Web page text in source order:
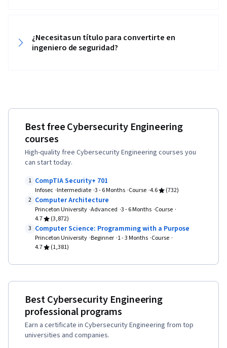
Intelligence, Security Management, Prompt
Engineering Tools, Professional Development,
Management, Relational Databases,
Unix Shell, Authentications, Databases, Cyber
Security Strategy, File I/O, Algorithms, Data
Import/Export, Maintainability, IT Automation,
Programming Principles, Computer
Programming, Program Development,
Automation, Computer Networking, Firewall,
Assessments, Cloud Computing, General
Networking, Risk Management Framework,
Malware Protection, Cyber Security Strategy,
¿Necesitas un título para convertirte en
ingeniero de seguridad?
Best free Cybersecurity Engineering
courses
High-quality free Cybersecurity Engineering courses you
can start today.
1 CompTIA Security+ 701
Infosec Intermediate 3 - 6 Months Course 4.6
(732)
2 Computer Architecture
Princeton University Advanced 3 - 6 Months Course
4.7
(3,872)
3 Computer Science: Programming with a Purpose
Princeton University Beginner 1 - 3 Months Course
4.7
(1,381)
Best Cybersecurity Engineering
professional programs
Earn a certificate in Cybersecurity Engineering from top
universities and companies.